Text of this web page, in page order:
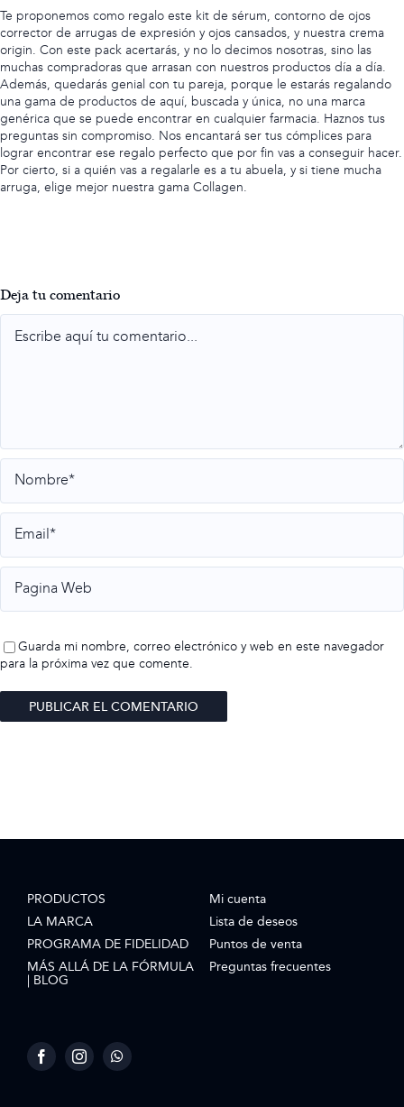
Te proponemos como regalo este kit de sérum, contorno de ojos
corrector de arrugas de expresión y ojos cansados, y nuestra crema
origin. Con este pack acertarás, y no lo decimos nosotras, sino las
muchas compradoras que arrasan con nuestros productos día a día.
Además, quedarás genial con tu pareja, porque le estarás regalando
una gama de productos de aquí, buscada y única, no una marca
genérica que se puede encontrar en cualquier farmacia. Haznos tus
preguntas sin compromiso. Nos encantará ser tus cómplices para
lograr encontrar ese regalo perfecto que por fin vas a conseguir hacer.
Por cierto, si a quién vas a regalarle es a tu abuela, y si tiene mucha
arruga, elige mejor nuestra gama Collagen.
Deja tu comentario
Guarda mi nombre, correo electrónico y web en este navegador
para la próxima vez que comente.
PRODUCTOS
LA MARCA
PROGRAMA DE FIDELIDAD
MÁS ALLÁ DE LA FÓRMULA
| BLOG
Mi cuenta
Lista de deseos
Puntos de venta
Preguntas frecuentes